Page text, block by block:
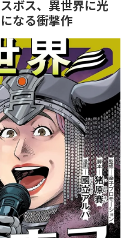
ボス、異世界に光
なる衝撃作